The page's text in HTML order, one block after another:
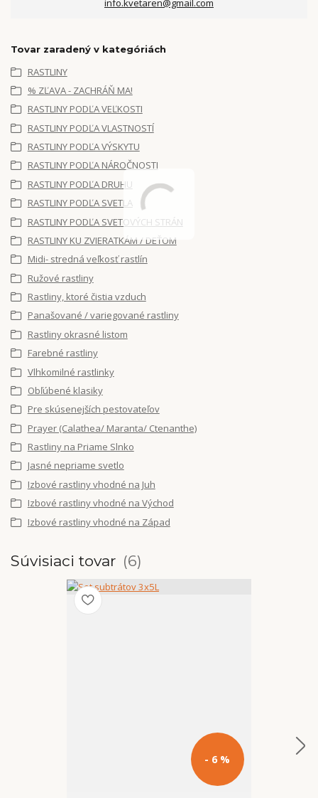
info.kvetaren@gmail.com
Tovar zaradený v kategóriách
RASTLINY
% ZĽAVA - ZACHRÁŇ MA!
RASTLINY PODĽA VEĽKOSTI
RASTLINY PODĽA VLASTNOSTÍ
RASTLINY PODĽA VÝSKYTU
RASTLINY PODĽA NÁROČNOSTI
RASTLINY PODĽA DRUHU
RASTLINY PODĽA SVETLA
RASTLINY PODĽA SVETOVÝCH STRÁN
RASTLINY KU ZVIERATKÁM / DEŤOM
Midi- stredná veľkosť rastlín
Ružové rastliny
Rastliny, ktoré čistia vzduch
Panašované / variegované rastliny
Rastliny okrasné listom
Farebné rastliny
Vlhkomilné rastlinky
Obľúbené klasiky
Pre skúsenejších pestovateľov
Prayer (Calathea/ Maranta/ Ctenanthe)
Rastliny na Priame Slnko
Jasné nepriame svetlo
Izbové rastliny vhodné na Juh
Izbové rastliny vhodné na Východ
Izbové rastliny vhodné na Západ
Súvisiaci tovar 6
- 6 %